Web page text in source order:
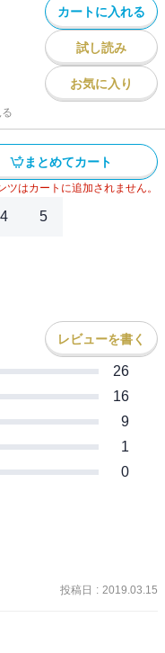
カートに入れる
試し読み
お気に入り
まとめてカート
はカートに追加されません。
4 5
レビューを書く
26
16
9
1
0
想いがよく出ている。千
りを見届けることを決め
投稿日 : 2019.03.15